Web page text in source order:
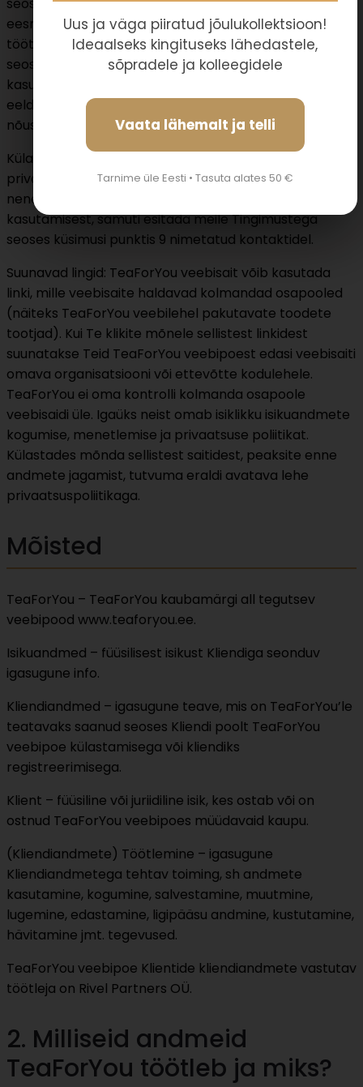
seoses, sealhulgas (a) milliseid andmeid ja millisel
eesmärgil me töötleme (b) kuidas TeaForYou infot
töötleb (kasutab, avaldab jne); (c) Teie õigustest
seoses meiepoolse andmete kogumise ja
kasutamisega. TeaForYou veebipoodi külastades
eeldame, että olete käesolevaid Tingimusi lugenud ja
nõustute nendega.
Külastades TeaForYou veebilehte nõustute
privaatsuspoliitikaga. Kui Te mingil põhjusel ei nõustu
nende tingimustega, on Teil võimalik loobuda veebipoe
kasutamisest, samuti esitada meile Tingimustega
seoses küsimusi punktis 9 nimetatud kontaktidel.
Suunavad lingid: TeaForYou veebisait võib kasutada
linki, mille veebisaite haldavad kolmandad osapooled
(näiteks TeaForYou veebilehel pakutavate toodete
tootjad). Kui Te klikite mõnele sellistest linkidest
suunatakse Teid TeaForYou veebipoest edasi veebisaiti
omava organisatsiooni või ettevõtte kodulehele.
TeaForYou ei oma kontrolli kolmanda osapoole
veebisaidi üle. Igaüks neist omab isiklikku isikuandmete
kogumise, menetlemise ja privaatsuse poliitikat.
Külastades mõnda sellistest saitidest, peaksite enne
andmete jagamist, tutvuma eraldi avatava lehe
privaatsuspoliitikaga.
Mõisted
TeaForYou – TeaForYou kaubamärgi all tegutsev
veebipood www.teaforyou.ee.
Isikuandmed – füüsilisest isikust Kliendiga seonduv
igasugune info.
Kliendiandmed – igasugune teave, mis on TeaForYou’le
teatavaks saanud seoses Kliendi poolt TeaForYou
veebipoe külastamisega või kliendiks
registreerimisega.
Klient – füüsiline või juriidiline isik, kes ostab või on
ostnud TeaForYou veebipoes müüdavaid kaupu.
(Kliendiandmete) Töötlemine – igasugune
Kliendiandmetega tehtav toiming, sh andmete
kasutamine, kogumine, salvestamine, muutmine,
lugemine, edastamine, ligipääsu andmine, kustutamine,
hävitamine jmt. tegevused.
TeaForYou veebipoe Klientide kliendiandmete vastutav
töötleja on Rivel Partners OÜ.
2. Milliseid andmeid
TeaForYou töötleb ja miks?
Uus ja väga piiratud jõulukollektsioon!
Ideaalseks kingituseks lähedastele,
sõpradele ja kolleegidele
Vaata lähemalt ja telli
Tarnime üle Eesti • Tasuta alates 50 €